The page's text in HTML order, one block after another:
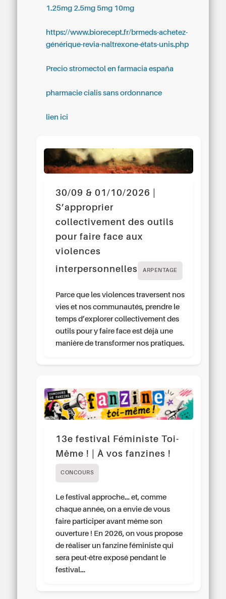
1.25mg 2.5mg 5mg 10mg
https://www.biorecept.fr/brmeds-achetez-
générique-revia-naltrexone-états-unis.php
Precio stromectol en farmacia españa
pharmacie cialis sans ordonnance
lien ici
30/09 & 01/10/2026 |
S’approprier
collectivement des outils
pour faire face aux
violences
interpersonnelles
ARPENTAGE
Parce que les violences traversent nos
vies et nos communautés, prendre le
temps d’explorer collectivement des
outils pour y faire face est déjà une
manière de transformer nos pratiques.
13e festival Féministe Toi-
Même ! | À vos fanzines !
CONCOURS
Le festival approche… et, comme
chaque année, on a envie de vous
faire participer avant même son
ouverture ! En 2026, on vous propose
de réaliser un fanzine féministe qui
sera peut-être exposé pendant le
festival…